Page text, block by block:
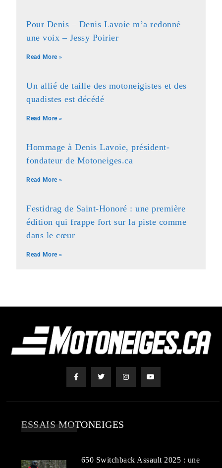
Pour Denis – Denis Lavoie m’a redonné
une voix – Jessy Poirier
Read More »
Un allié de taille des motoneigistes et des
quadistes est décédé
Read More »
Hommage à Denis Lavoie, président-
fondateur de Motoneiges.ca
Read More »
Festidrag de Saint-Honoré : une première
édition qui frappe fort sur la piste comme
dans le cœur
Read More »
ESSAIS MOTONEIGES
650 Switchback Assault 2025 : une